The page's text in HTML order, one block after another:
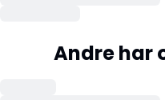
Andre har